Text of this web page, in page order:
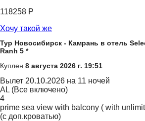
118258 Р
Хочу такой же
Тур Новосибирск - Камрань в отель
Ranh 5 *
Куплен 8 августа 2026 г. 19:51
Вылет 20.10.2026 на 11 ночей
AL (Все включено)
4
prime sea view with balcony ( with
(с доп.кроватью)